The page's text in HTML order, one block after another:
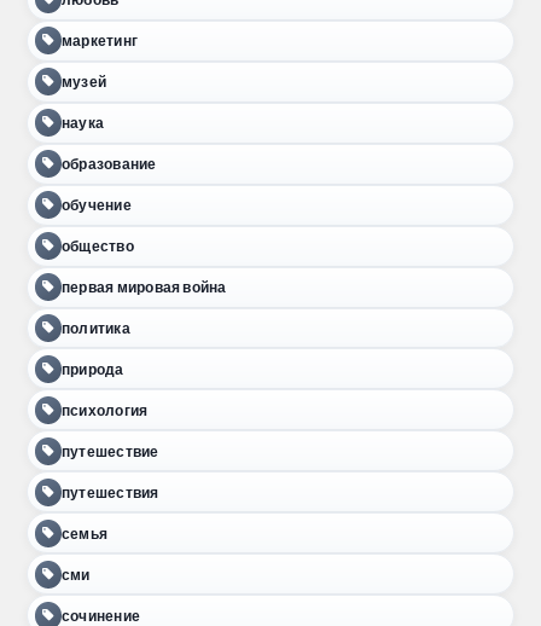
маркетинг
музей
наука
образование
обучение
общество
первая мировая война
политика
природа
психология
путешествие
путешествия
семья
сми
сочинение